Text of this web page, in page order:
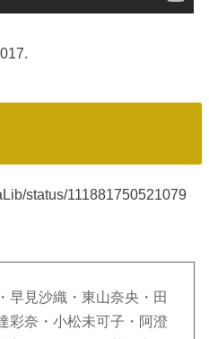
status/111881750521079
早見沙織・東山奈央・田
彩奈・小松未可子・阿澄